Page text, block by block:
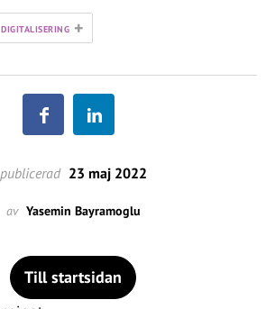
DIGITALISERING +
publicerad 23 maj 2022
av Yasemin Bayramoglu
Till startsidan